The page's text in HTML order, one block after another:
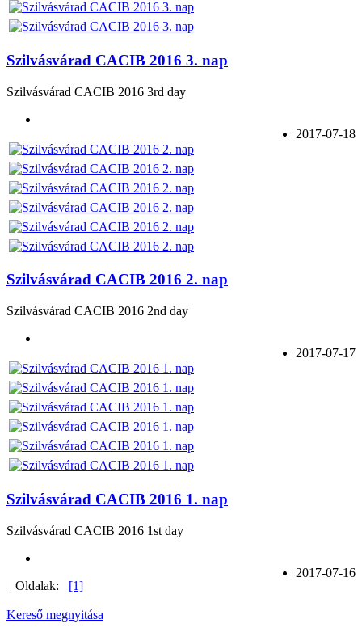
Szilvásvárad CACIB 2016 3. nap
Szilvásvárad CACIB 2016 3rd day
2017-07-18
Szilvásvárad CACIB 2016 2. nap
Szilvásvárad CACIB 2016 2nd day
2017-07-17
Szilvásvárad CACIB 2016 1. nap
Szilvásvárad CACIB 2016 1st day
2017-07-16
| Oldalak: [1]
Kereső megnyitása